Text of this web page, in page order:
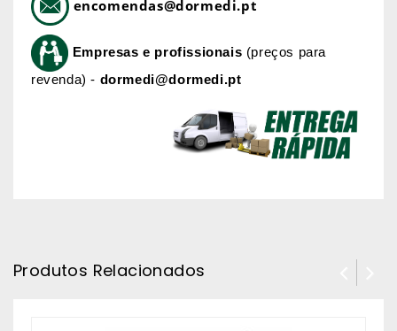
encomendas@dormedi.pt
Empresas e profissionais (preços para
revenda) - dormedi@dormedi.pt
Produtos Relacionados